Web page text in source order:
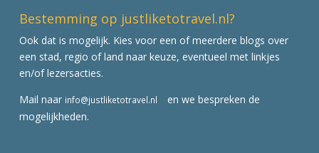
Bestemming op justliketotravel.nl?
Ook dat is mogelijk. Kies voor een of meerdere blogs over
een stad, regio of land naar keuze, eventueel met linkjes
en/of lezersacties.
Mail naar info@justliketotravel.nl
en we bespreken de
mogelijkheden.